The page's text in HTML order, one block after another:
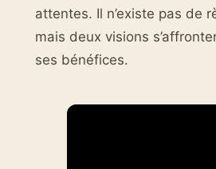
attentes. Il n’existe pas de
mais deux visions
ses bénéfices.